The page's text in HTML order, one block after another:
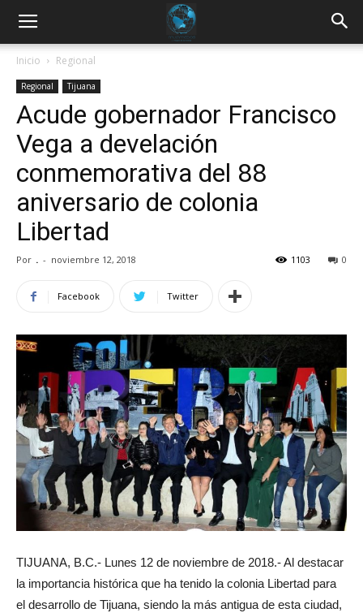
Inicio Regional
Regional Tijuana
Acude gobernador Francisco
Vega a develación
conmemorativa del 88
aniversario de colonia
Libertad
Por . - noviembre 12, 2018 0
1103
Facebook Twitter
TIJUANA, B.C.- Lunes 12 de noviembre de 2018.- Al destacar
la importancia histórica que ha tenido la colonia Libertad para
el desarrollo de Tijuana, siendo la más antigua de esta ciudad,